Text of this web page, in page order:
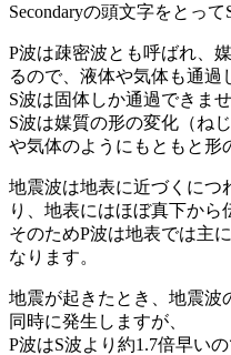
Secondaryの頭文字をとっ
P波は疎密波とも呼ばれ、
るので、液体や気体も通過
S波は固体しか通過できませ
S波は媒質の形の変化（ね
や気体のようにもともと形
地震波は地表に近づくにつ
り、地表にはほぼ真下から
そのためP波は地表では主
なります。
地震が起きたとき、地震波
同時に発生しますが、
P波はS波より約1.7倍早い